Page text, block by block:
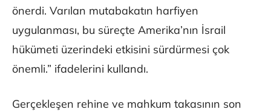
önerdi. Varılan mutabakatın harfiyen
uygulanması, bu süreçte Amerika’nın İsrail
hükümeti üzerindeki etkisini sürdürmesi çok
önemli.” ifadelerini kullandı.
Gerçekleşen rehine ve mahkum takasının son